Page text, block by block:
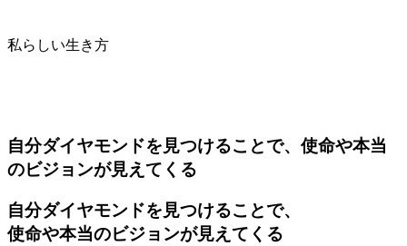
私らしい生き方
自分ダイヤモンドを見つけることで、使命や本当
のビジョンが見えてくる
自分ダイヤモンドを見つけることで、
使命や本当のビジョンが見えてくる